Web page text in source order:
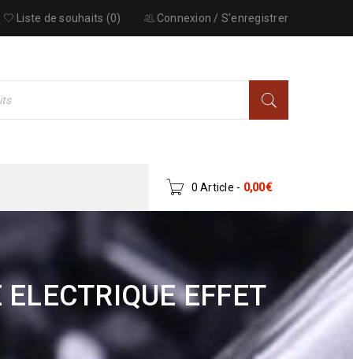
Connexion / S'enregistrer
Liste de souhaits (0)
0 Article - 0,00€
EFFET